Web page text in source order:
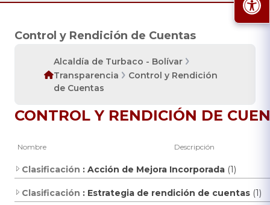
Control y Rendición de Cuentas
Alcaldía de Turbaco - Bolívar
Transparencia
Control y Rendición
de Cuentas
CONTROL Y RENDICIÓN DE
Nombre Descripción
Clasificación : Acción de Mejora Incorporada (1)
Clasificación : Estrategia de rendición de cuentas (1)